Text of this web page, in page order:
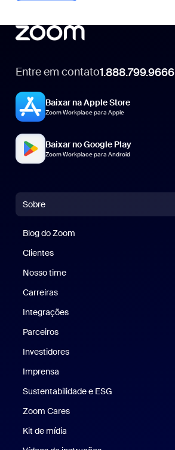
Entre em contato1.888.799.9666
Baixar na Apple Store
Zoom Workplace para Apple
Baixar no Google Play
Zoom Workplace para Android
Sobre
Blog do Zoom
Clientes
Nosso time
Carreiras
Integrações
Parceiros
Investidores
Imprensa
Sustentabilidade e ESG
Zoom Cares
Kit de mídia